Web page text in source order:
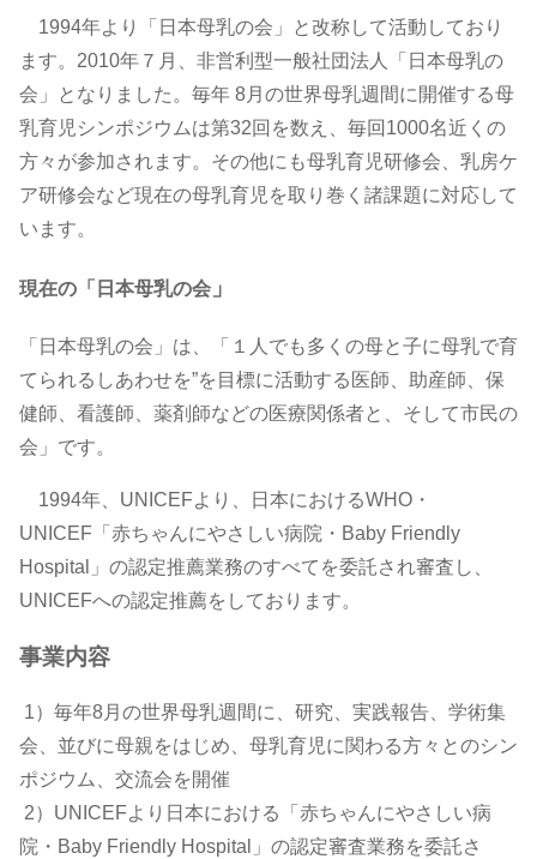
1994年より「日本母乳の会」と改称して活動しており
ます。2010年７月、非営利型一般社団法人「日本母乳の
会」となりました。毎年 8月の世界母乳週間に開催する母
乳育児シンポジウムは第32回を数え、毎回1000名近くの
方々が参加されます。その他にも母乳育児研修会、乳房ケ
ア研修会など現在の母乳育児を取り巻く諸課題に対応して
います。
現在の「日本母乳の会 」
「日本母乳の会」は、「１人でも多くの母と子に母乳で育
てられるしあわせを”を目標に活動する医師、助産師、保
健師、看護師、薬剤師などの医療関係者と、そして市民の
会」です。
1994年、UNICEFより、日本におけるWHO・
UNICEF「赤ちゃんにやさしい病院・Baby Friendly
Hospital」の認定推薦業務のすべてを委託され審査し、
UNICEFへの認定推薦をしております。
事業内容
1）毎年8月の世界母乳週間に、研究、実践報告、学術集
会、並びに母親をはじめ、母乳育児に関わる方々とのシン
ポジウム、交流会を開催
2）UNICEFより日本における「赤ちゃんにやさしい病
院・Baby Friendly Hospital」の認定審査業務を委託さ